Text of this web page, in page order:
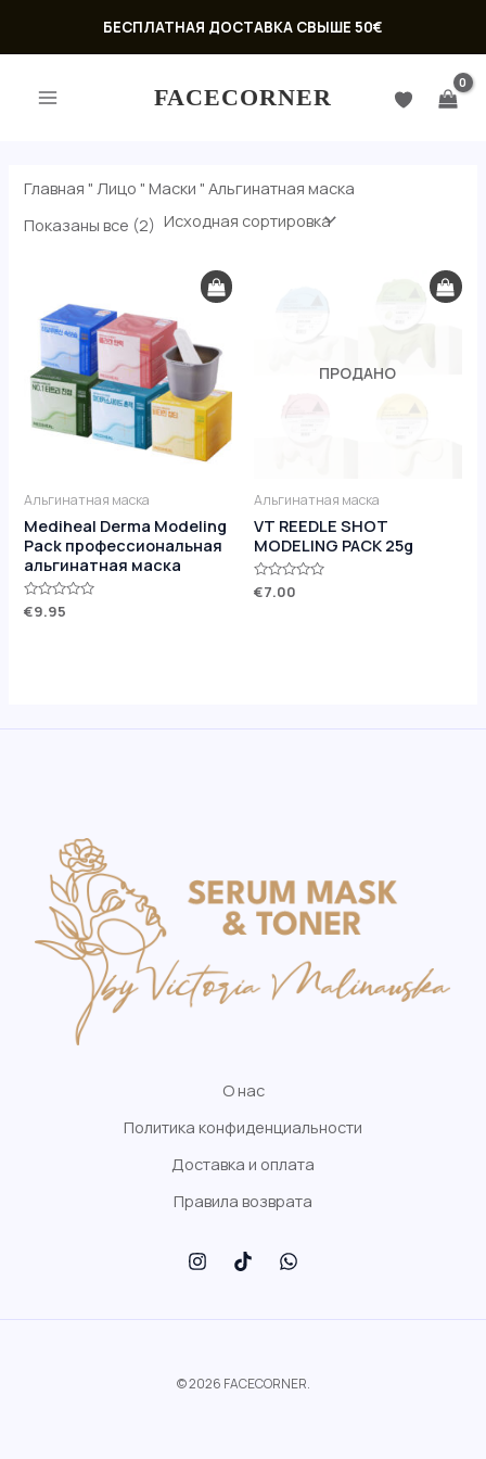
БЕСПЛАТНАЯ ДОСТАВКА СВЫШЕ 50€
МЕНЮ
FACECORNER
Главная " Лицо "Маски "Альгинатная маска
Показаны все (2)
Альгинатная маска
Mediheal Derma Modeling
Pack профессиональная
альгинатная маска
Оценка
0
€9.95
ПРОДАНО
Альгинатная маска
VT REEDLE SHOT
MODELING PACK 25g
Оценка
0
€7.00
О нас
Политика конфиденциальности
Доставка и оплата
Правила возврата
© 2026 FACECORNER.